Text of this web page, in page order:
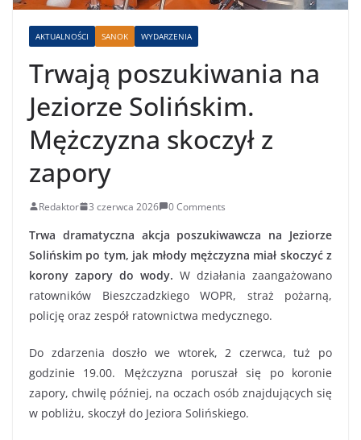
AKTUALNOŚCI SANOK WYDARZENIA
Trwają poszukiwania na
Jeziorze Solińskim.
Mężczyzna skoczył z
zapory
Redaktor 3 czerwca 2026 0 Comments
Trwa dramatyczna akcja poszukiwawcza na Jeziorze
Solińskim po tym, jak młody mężczyzna miał skoczyć z
korony zapory do wody. W działania zaangażowano
ratowników Bieszczadzkiego WOPR, straż pożarną,
policję oraz zespół ratownictwa medycznego.
Do zdarzenia doszło we wtorek, 2 czerwca, tuż po
godzinie 19.00. Mężczyzna poruszał się po koronie
zapory, chwilę później, na oczach osób znajdujących się
w pobliżu, skoczył do Jeziora Solińskiego.